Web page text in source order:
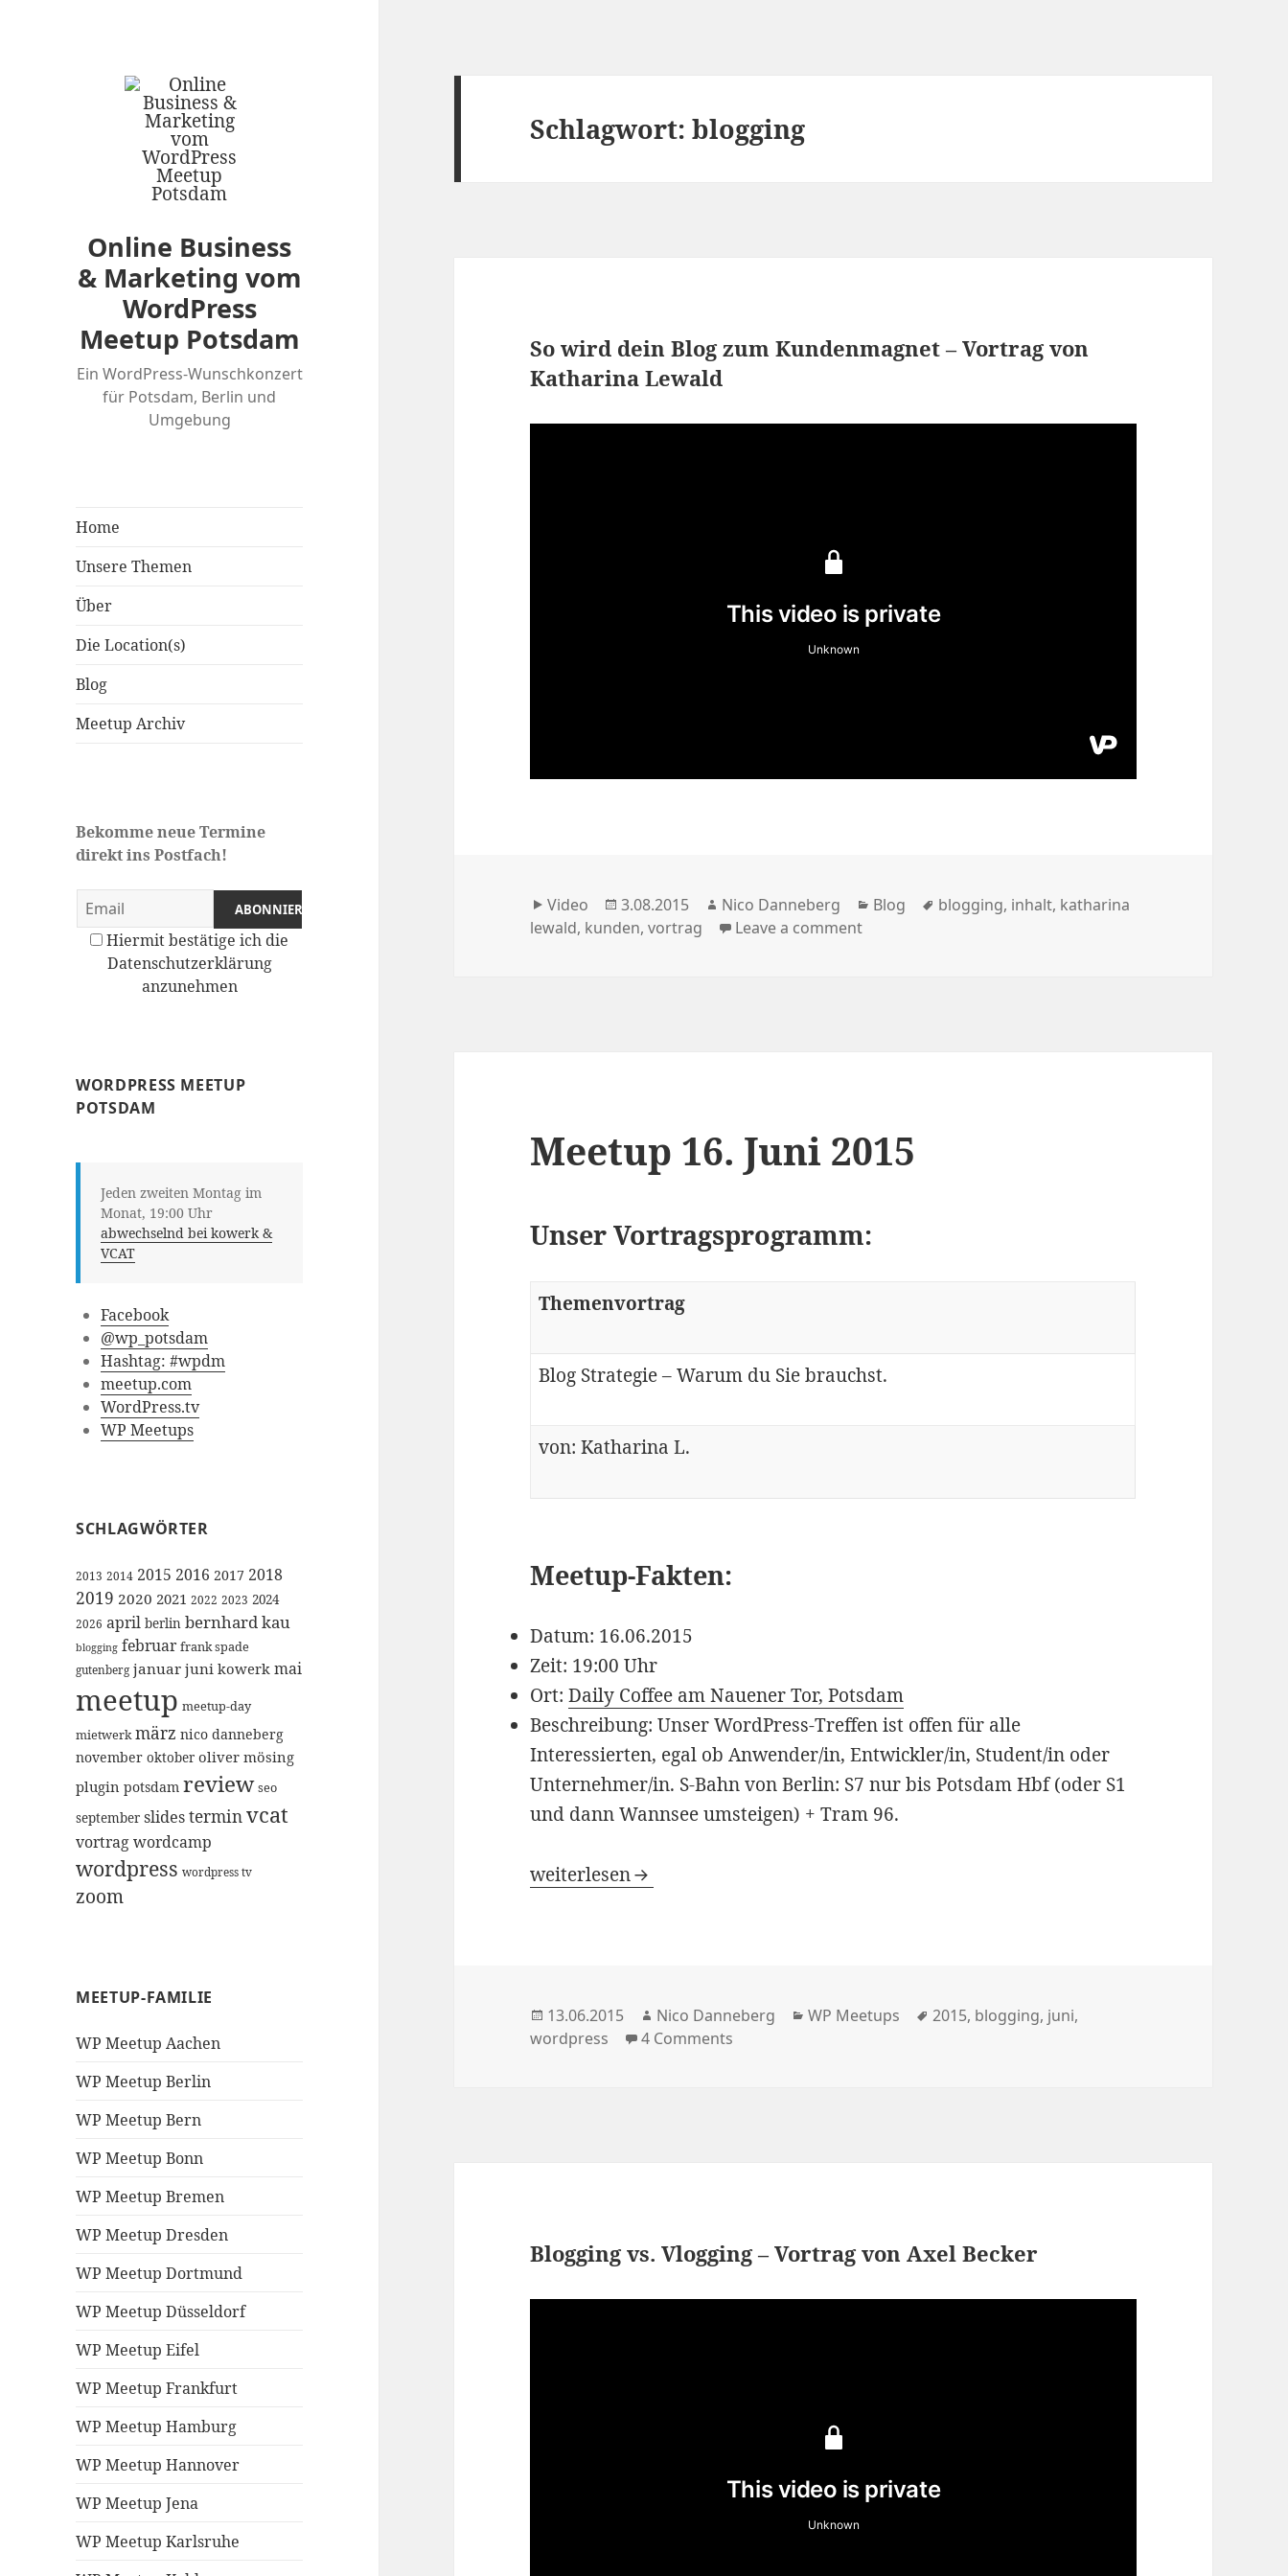
Online Business
& Marketing vom
WordPress
Meetup Potsdam
Ein WordPress-Wunschkonzert
für Potsdam, Berlin und
Umgebung
Home
Unsere Themen
Über
Die Location(s)
Blog
Meetup Archiv
Bekomme neue Termine
direkt ins Postfach!
Hiermit bestätige ich die
Datenschutzerklärung
anzunehmen
WORDPRESS MEETUP
POTSDAM
Jeden zweiten Montag im
Monat, 19:00 Uhr
abwechselnd bei kowerk &
VCAT
Facebook
@wp_potsdam
Hashtag: #wpdm
meetup.com
WordPress.tv
WP Meetups
SCHLAGWÖRTER
2013 2014 2015 2016 2017 2018
2019 2020 2021 2022 2023 2024
2026 april berlin bernhard kau
blogging februar frank spade
gutenberg januar juni kowerk mai
meetup meetup-day
mietwerk märz nico danneberg
november oktober oliver mösing
plugin potsdam review seo
september slidesterminvcat
vortragwordcamp
wordpress wordpress tv
zoom
MEETUP-FAMILIE
WP Meetup Aachen
WP Meetup Berlin
WP Meetup Bern
WP Meetup Bonn
WP Meetup Bremen
WP Meetup Dresden
WP Meetup Dortmund
WP Meetup Düsseldorf
WP Meetup Eifel
WP Meetup Frankfurt
WP Meetup Hamburg
WP Meetup Hannover
WP Meetup Jena
WP Meetup Karlsruhe
Schlagwort:blogging
So wird dein Blog zum Kundenmagnet – Vortrag von
Katharina Lewald
Format
Video
Veröffentlicht
am
3.08.2015 Autor
Nico Danneberg Kategorien
Blog Schlagwörter
blogging, inhalt, katharina
lewald, kunden,vortrag Leave a comment
Meetup 16. Juni 2015
Unser Vortragsprogramm:
Themenvortrag
Blog Strategie – Warum du Sie brauchst.
von: Katharina L.
Meetup-Fakten:
Datum: 16.06.2015
Zeit: 19:00 Uhr
Ort:Daily Coffee am Nauener Tor, Potsdam
Beschreibung: Unser WordPress-Treffen ist offen für alle
Interessierten, egal ob Anwender/in, Entwickler/in, Student/in oder
Unternehmer/in. S-Bahn von Berlin: S7 nur bis Potsdam Hbf (oder S1
und dann Wannsee umsteigen) + Tram 96.
Meetup 16. Juni 2015
weiterlesen
Veröffentlicht
am
13.06.2015 Autor
Nico Danneberg Kategorien
WP Meetups Schlagwörter
2015, blogging, juni,
wordpress
4 Comments
Blogging vs. Vlogging – Vortrag von Axel Becker